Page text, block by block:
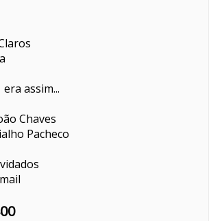
assim...
Chaves
Pacheco